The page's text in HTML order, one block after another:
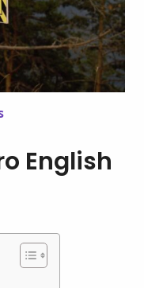
English